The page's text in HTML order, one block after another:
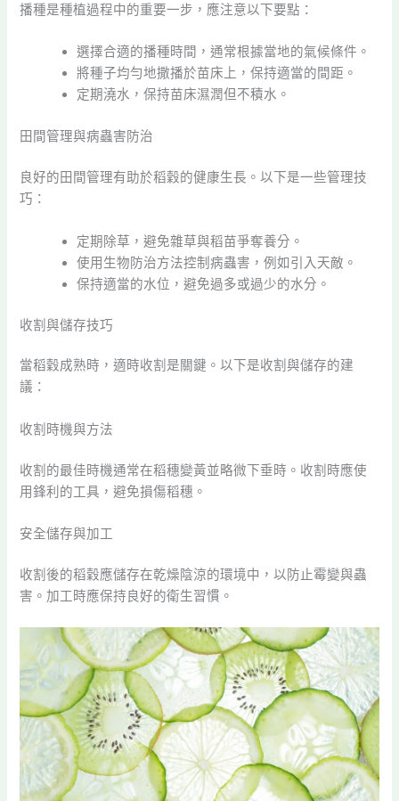
播種是種植過程中的重要一步，應注意以下要點：
選擇合適的播種時間，通常根據當地的氣候條件。
將種子均勻地撒播於苗床上，保持適當的間距。
定期澆水，保持苗床濕潤但不積水。
田間管理與病蟲害防治
良好的田間管理有助於稻穀的健康生長。以下是一些管理技
巧：
定期除草，避免雜草與稻苗爭奪養分。
使用生物防治方法控制病蟲害，例如引入天敵。
保持適當的水位，避免過多或過少的水分。
收割與儲存技巧
當稻穀成熟時，適時收割是關鍵。以下是收割與儲存的建
議：
收割時機與方法
收割的最佳時機通常在稻穗變黃並略微下垂時。收割時應使
用鋒利的工具，避免損傷稻穗。
安全儲存與加工
收割後的稻穀應儲存在乾燥陰涼的環境中，以防止霉變與蟲
害。加工時應保持良好的衛生習慣。